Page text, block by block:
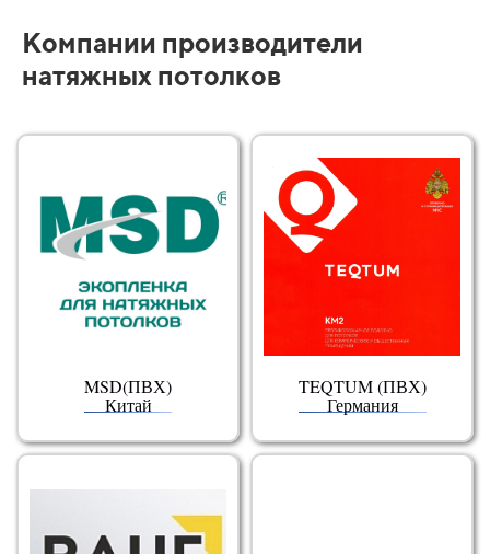
Компании производители
натяжных потолков
MSD(ПВХ)
Китай
TEQTUM (ПВХ)
Германия